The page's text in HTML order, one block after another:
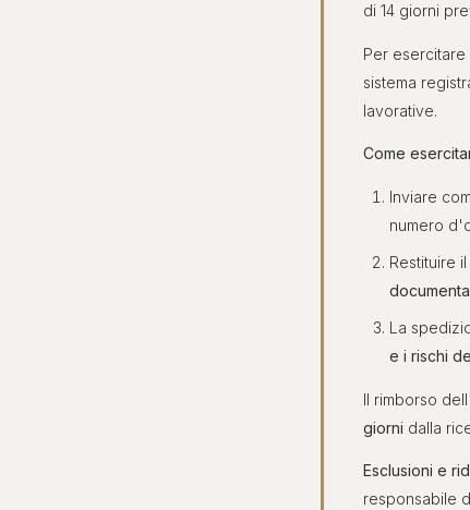
di 14 giorni
Per
sistema
lavorative.
Come
Inviare
numero
Restituire
La
e i rischi
Il rimborso
giorni dalla
Esclusioni e
responsabile